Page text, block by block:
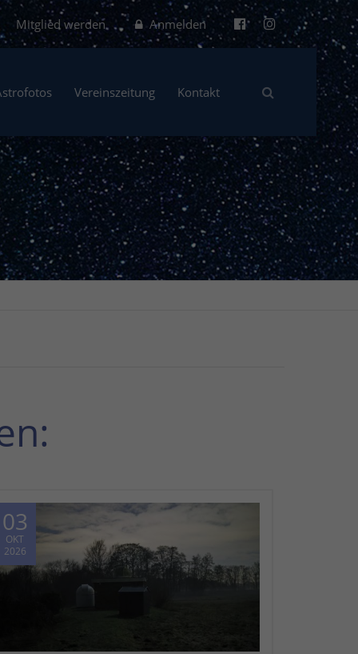
Anmelden
Mitglied werden
Vereinszeitung Kontakt
03
OKT
2026